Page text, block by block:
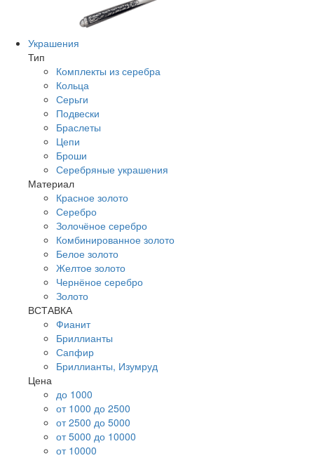
Украшения
Тип
Комплекты из серебра
Кольца
Серьги
Подвески
Браслеты
Цепи
Броши
Серебряные украшения
Материал
Красное золото
Серебро
Золочёное серебро
Комбинированное золото
Белое золото
Желтое золото
Чернёное серебро
Золото
ВСТАВКА
Фианит
Бриллианты
Сапфир
Бриллианты, Изумруд
Цена
до 1000
от 1000 до 2500
от 2500 до 5000
от 5000 до 10000
от 10000